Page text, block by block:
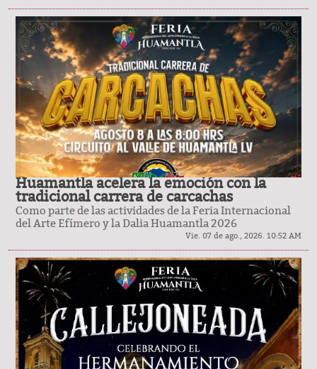
Huamantla acelera la emoción con la
tradicional carrera de carcachas
Como parte de las actividades de la Feria Internacional
del Arte Efímero y la Dalia Huamantla 2026
Vie. 07 de ago., 2026. 10:52 AM